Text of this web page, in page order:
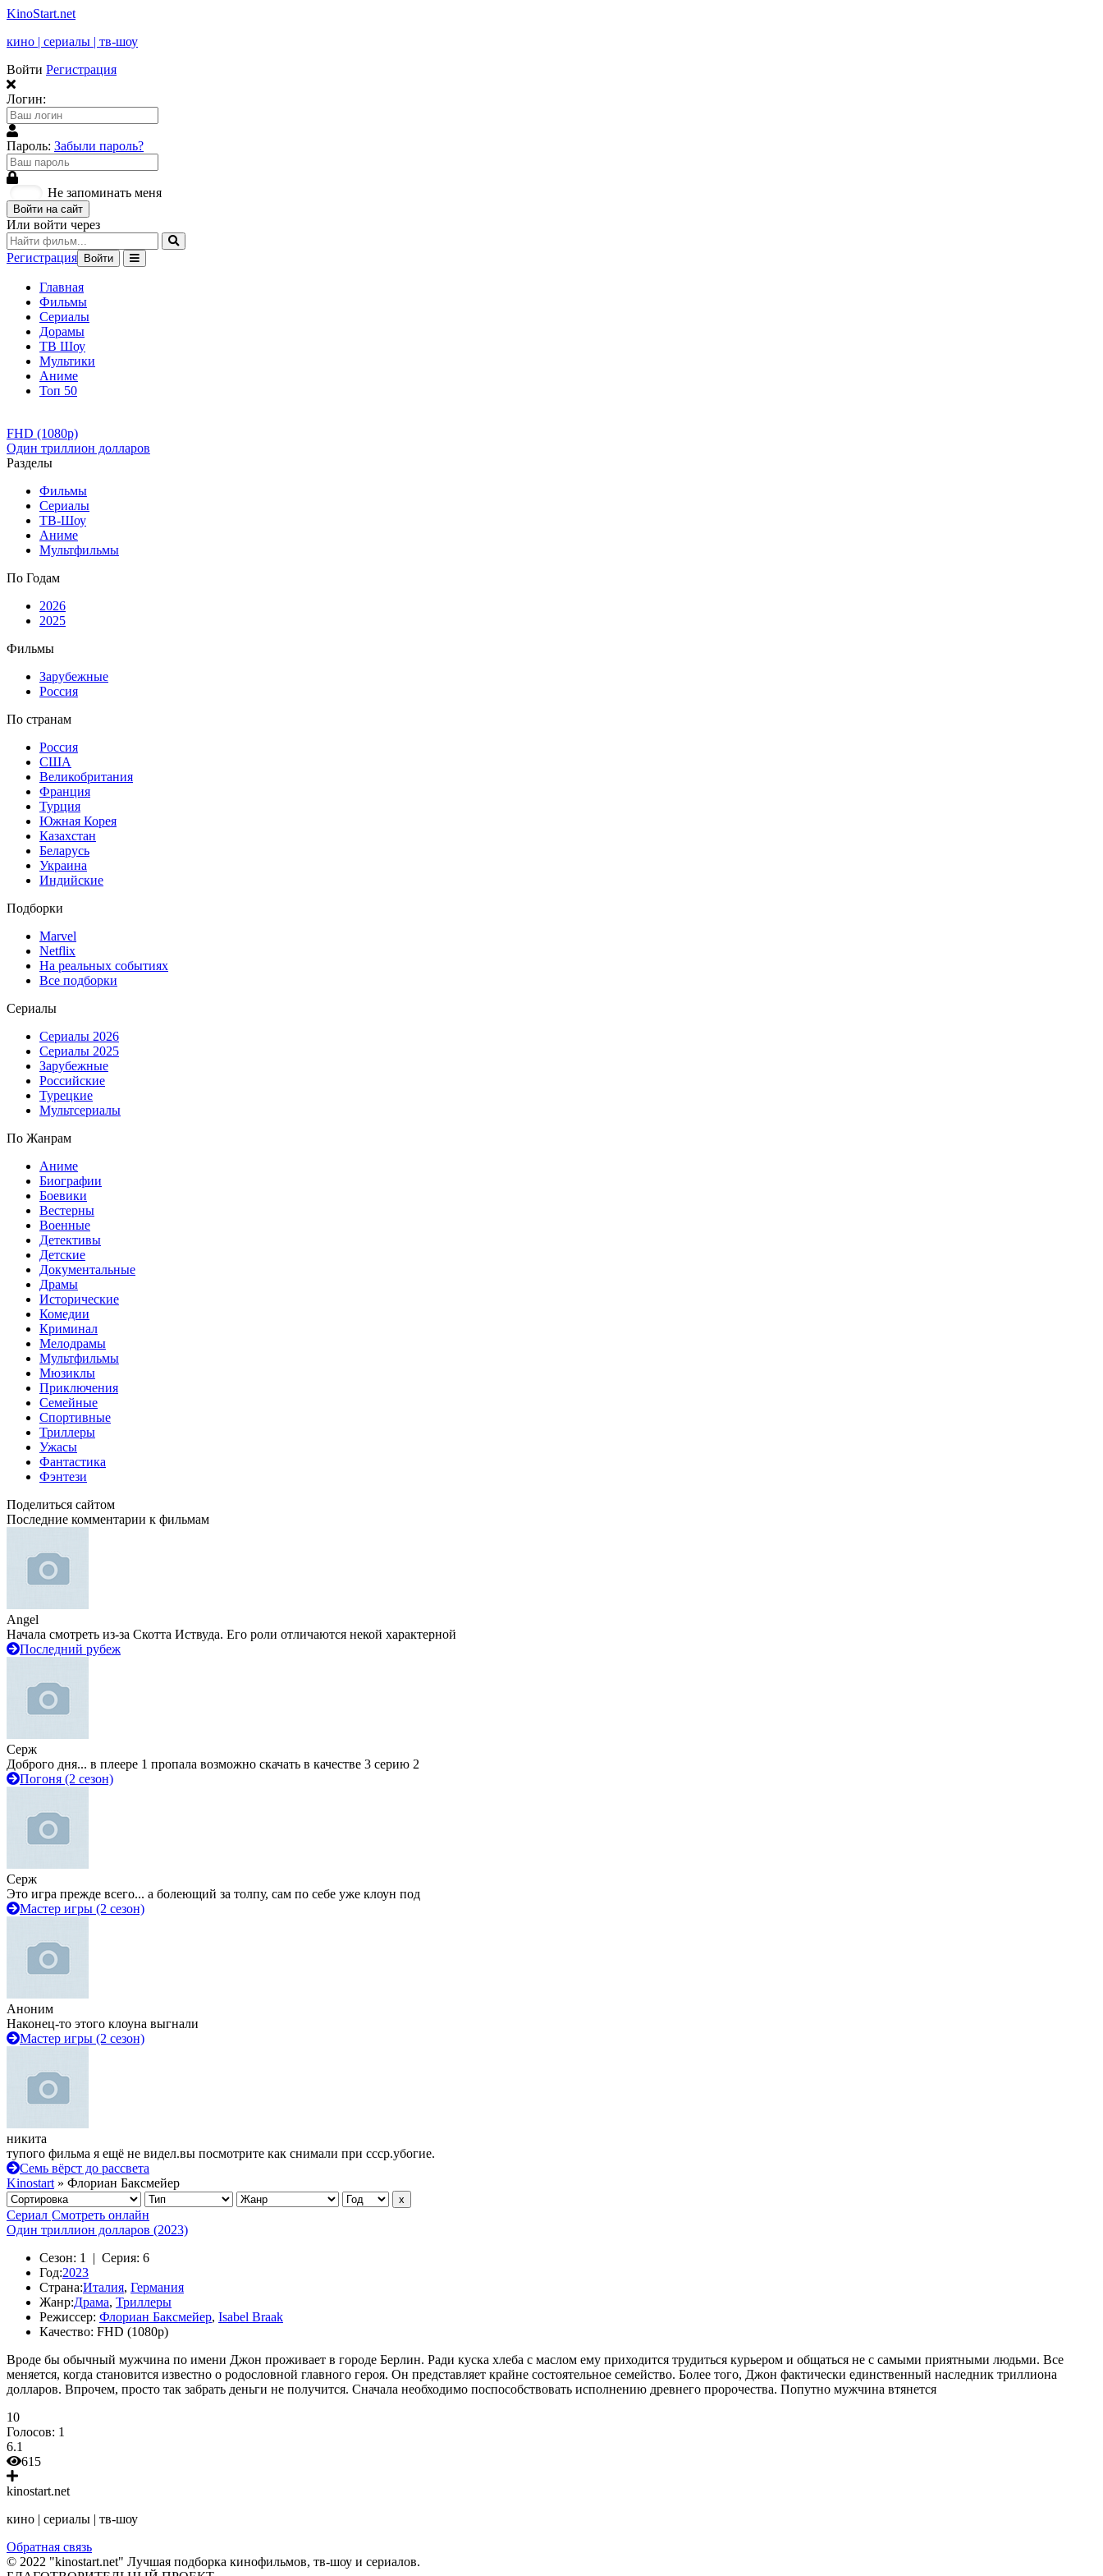
KinoStart.net
кино | сериалы | тв-шоу
Войти Регистрация
Логин:
Пароль: Забыли пароль?
Не запоминать меня
Войти на сайт
Или войти через
Регистрация Войти
Главная
Фильмы
Сериалы
Дорамы
ТВ Шоу
Мультики
Аниме
Топ 50
FHD (1080p)
Один триллион долларов
Разделы
Фильмы
Сериалы
ТВ-Шоу
Аниме
Мультфильмы
По Годам
2026
2025
Фильмы
Зарубежные
Россия
По странам
Россия
США
Великобритания
Франция
Турция
Южная Корея
Казахстан
Беларусь
Украина
Индийские
Подборки
Marvel
Netflix
На реальных событиях
Все подборки
Сериалы
Сериалы 2026
Сериалы 2025
Зарубежные
Российские
Турецкие
Мультсериалы
По Жанрам
Аниме
Биографии
Боевики
Вестерны
Военные
Детективы
Детские
Документальные
Драмы
Исторические
Комедии
Криминал
Мелодрамы
Мультфильмы
Мюзиклы
Приключения
Семейные
Спортивные
Триллеры
Ужасы
Фантастика
Фэнтези
Поделиться сайтом
Последние комментарии к фильмам
Angel
Начала смотреть из-за Скотта Иствуда. Его роли отличаются некой характерной
Последний рубеж
Серж
Доброго дня... в плеере 1 пропала возможно скачать в качестве 3 серию 2
Погоня (2 сезон)
Серж
Это игра прежде всего... а болеющий за толпу, сам по себе уже клоун под
Мастер игры (2 сезон)
Аноним
Наконец-то этого клоуна выгнали
Мастер игры (2 сезон)
никита
тупого фильма я ещё не видел.вы посмотрите как снимали при ссср.убогие.
Семь вёрст до рассвета
Kinostart » Флориан Баксмейер
Сериал Смотреть онлайн
Один триллион долларов (2023)
Сезон: 1 | Серия: 6
Год:2023
Страна:Италия, Германия
Жанр:Драма, Триллеры
Режиссер: Флориан Баксмейер, Isabel Braak
Качество: FHD (1080p)
Вроде бы обычный мужчина по имени Джон проживает в городе Берлин. Ради куска хлеба с маслом ему приходится трудиться курьером и общаться не с самыми приятными людьми. Все
меняется, когда становится известно о родословной главного героя. Он представляет крайне состоятельное семейство. Более того, Джон фактически единственный наследник триллиона
долларов. Впрочем, просто так забрать деньги не получится. Сначала необходимо поспособствовать исполнению древнего пророчества. Попутно мужчина втянется
10
Голосов: 1
6.1
615
kinostart.net
кино | сериалы | тв-шоу
Обратная связь
© 2022 "kinostart.net" Лучшая подборка кинофильмов, тв-шоу и сериалов.